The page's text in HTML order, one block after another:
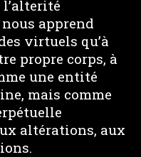
apprend
virtuels qu’à
propre corps, à
une entité
mais comme
altérations, aux